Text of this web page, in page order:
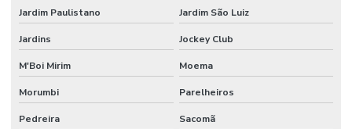
Jardim Paulistano Jardim São Luiz
Jardins Jockey Club
M'Boi Mirim Moema
Morumbi Parelheiros
Pedreira Sacomã